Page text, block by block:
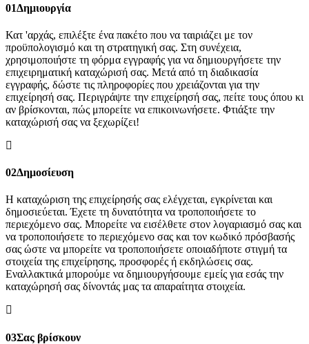
01Δημιουργία
Κατ 'αρχάς, επιλέξτε ένα πακέτο που να ταιριάζει με τον
προϋπολογισμό και τη στρατηγική σας. Στη συνέχεια,
χρησιμοποιήστε τη φόρμα εγγραφής για να δημιουργήσετε την
επιχειρηματική καταχώρισή σας. Μετά από τη διαδικασία
εγγραφής, δώστε τις πληροφορίες που χρειάζονται για την
επιχείρησή σας. Περιγράψτε την επιχείρησή σας, πείτε τους όπου κι
αν βρίσκονται, πώς μπορείτε να επικοινωνήσετε. Φτιάξτε την
καταχώρισή σας να ξεχωρίζει!
02Δημοσίευση
Η καταχώριση της επιχείρησής σας ελέγχεται, εγκρίνεται και
δημοσιεύεται. Έχετε τη δυνατότητα να τροποποιήσετε το
περιεχόμενο σας. Μπορείτε να εισέλθετε στον λογαριασμό σας και
να τροποποιήσετε το περιεχόμενο σας και τον κωδικό πρόσβασής
σας ώστε να μπορείτε να τροποποιήσετε οποιαδήποτε στιγμή τα
στοιχεία της επιχείρησης, προσφορές ή εκδηλώσεις σας.
Εναλλακτικά μπορούμε να δημιουργήσουμε εμείς για εσάς την
καταχώρησή σας δίνοντάς μας τα απαραίτητα στοιχεία.
03Σας βρίσκουν